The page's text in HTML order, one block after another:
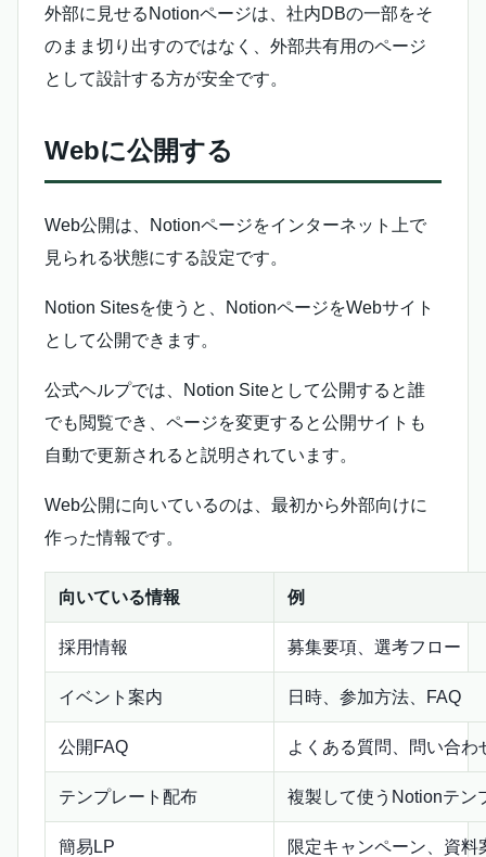
外部に見せるNotionページは、社内DBの一部をそ
のまま切り出すのではなく、外部共有用のページ
として設計する方が安全です。
Webに公開する
Web公開は、Notionページをインターネット上で
見られる状態にする設定です。
Notion Sitesを使うと、NotionページをWebサイト
として公開できます。
公式ヘルプでは、Notion Siteとして公開すると誰
でも閲覧でき、ページを変更すると公開サイトも
自動で更新されると説明されています。
Web公開に向いているのは、最初から外部向けに
作った情報です。
向いている情報 例
採用情報 募集要項、選考フロー
イベント案内 日時、参加方法、FAQ
公開FAQ よくある質問、問い合わ
テンプレート配布 複製して使うNotionテン
簡易LP 限定キャンペーン、資料